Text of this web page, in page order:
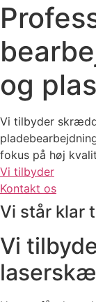
og
Vi tilbyder
fokus på høj
Vi tilbyder
Kontakt os
Vi står klar
Vi